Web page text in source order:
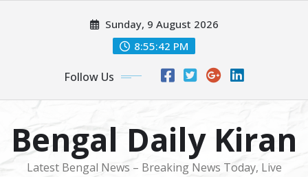
Sunday, 9 August 2026
8:55:44 PM
Follow Us
Bengal Daily Kiran
Latest Bengal News – Breaking News Today, Live